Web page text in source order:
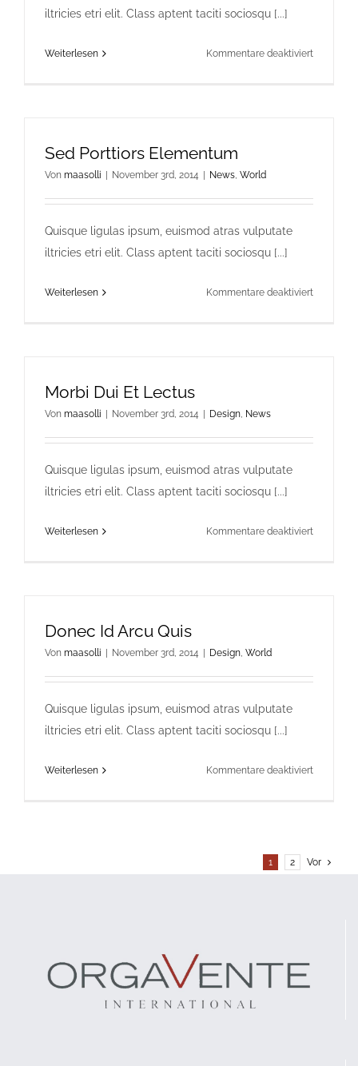
iltricies etri elit. Class aptent taciti sociosqu [...]
Weiterlesen Kommentare deaktiviertfür
Sed Porttiors Elementum
Von maasolli November 3rd, 2014 News, World
Quisque ligulas ipsum, euismod atras vulputate
iltricies etri elit. Class aptent taciti sociosqu [...]
Weiterlesen Kommentare deaktiviertfür
Morbi Dui Et Lectus
Von maasolli November 3rd, 2014 Design, News
Quisque ligulas ipsum, euismod atras vulputate
iltricies etri elit. Class aptent taciti sociosqu [...]
Weiterlesen Kommentare deaktiviertfür
Donec Id Arcu Quis
Von maasolli November 3rd, 2014 Design, World
Quisque ligulas ipsum, euismod atras vulputate
iltricies etri elit. Class aptent taciti sociosqu [...]
Weiterlesen Kommentare deaktiviertfür
1
2 Vor